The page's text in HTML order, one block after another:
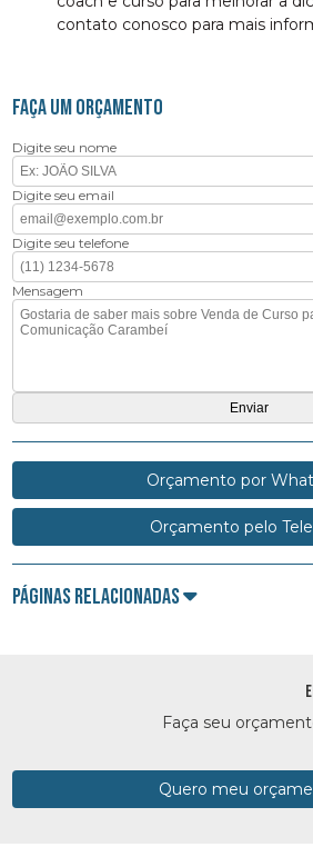
contato conosco para mais
FAÇA UM ORÇAMENTO
Digite seu nome
Digite seu email
Digite seu telefone
Mensagem
Orçamento por
Orçamento pelo
Páginas Relacionadas
Faça seu
Quero meu